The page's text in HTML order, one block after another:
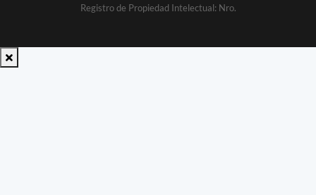
Registro de Propiedad Intelectual: Nro.